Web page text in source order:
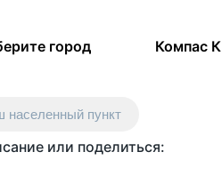
город Компас
населенный пункт
или поделиться: